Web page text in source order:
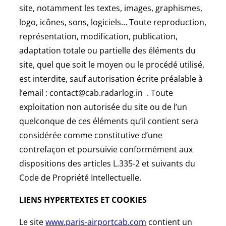
site, notamment les textes, images, graphismes,
logo, icônes, sons, logiciels… Toute reproduction,
représentation, modification, publication,
adaptation totale ou partielle des éléments du
site, quel que soit le moyen ou le procédé utilisé,
est interdite, sauf autorisation écrite préalable à
l’email : contact@cab.radarlog.in . Toute
exploitation non autorisée du site ou de l’un
quelconque de ces éléments qu’il contient sera
considérée comme constitutive d’une
contrefaçon et poursuivie conformément aux
dispositions des articles L.335-2 et suivants du
Code de Propriété Intellectuelle.
LIENS HYPERTEXTES ET COOKIES
Le sitewww.paris-airportcab.com contient un